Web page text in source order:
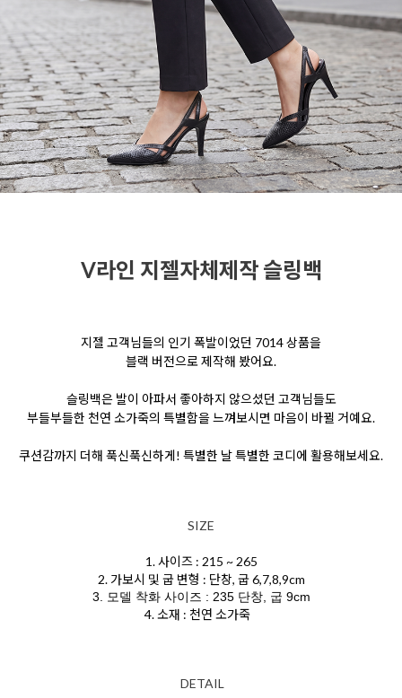
V라인 지젤자체제작 슬링백
지젤 고객님들의 인기 폭발이었던 7014 상품을
블랙 버전으로 제작해 봤어요.
슬링백은 발이 아파서 좋아하지 않으셨던 고객님들도
부들부들한 천연 소가죽의 특별함을 느껴보시면 마음이 바뀔 거예요.
쿠션감까지 더해 푹신푹신하게! 특별한 날 특별한 코디에 활용해보세요.
SIZE
1. 사이즈 : 215 ~ 265
2. 가보시 및 굽 변형 : 단창, 굽 6,7,8,9cm
3. 모델 착화 사이즈 : 235 단창, 굽 9cm
4. 소재 : 천연 소가죽
DETAIL